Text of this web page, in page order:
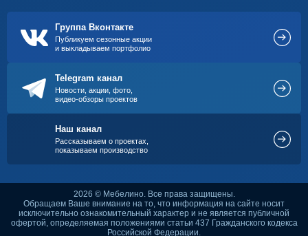
Группа Вконтакте
Публикуем сезонные акции
и выкладываем портфолио
Telegram канал
Новости, акции, фото,
видео-обзоры проектов
Наш канал
Рассказываем о проектах,
показываем производство
2026 © Мебелино. Все права защищены.
Обращаем Ваше внимание на то, что информация на сайте носит
исключительно ознакомительный характер и не является публичной
офертой, определяемая положениями статьи 437 Гражданского кодекса
Российской Федерации.